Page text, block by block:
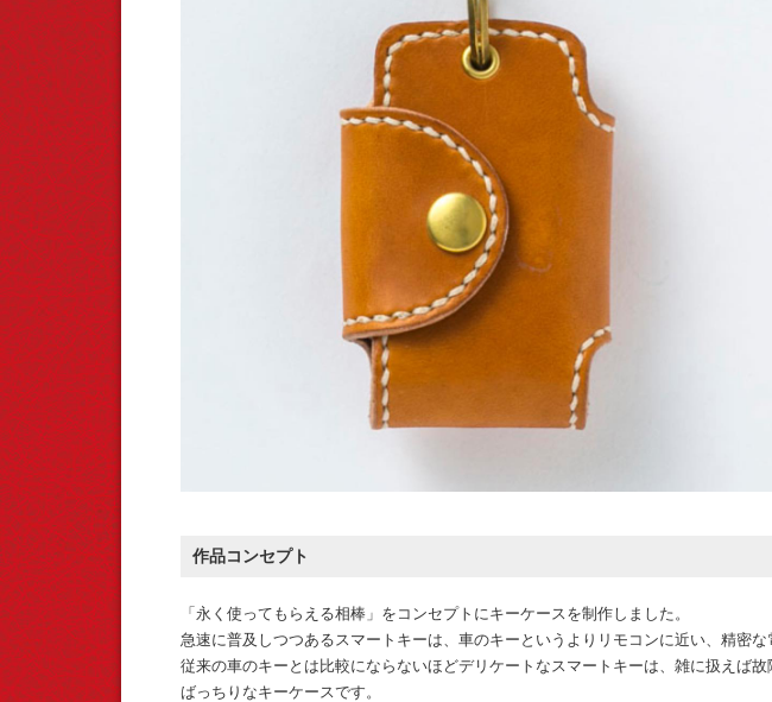
作品コンセプト
「永く使ってもらえる相棒」をコンセプトにキーケースを制作しました。
急速に普及しつつあるスマートキーは、車のキーというよりリモコンに近い、精密な
従来の車のキーとは比較にならないほどデリケートなスマートキーは、雑に扱えば
ばっちりなキーケースです。